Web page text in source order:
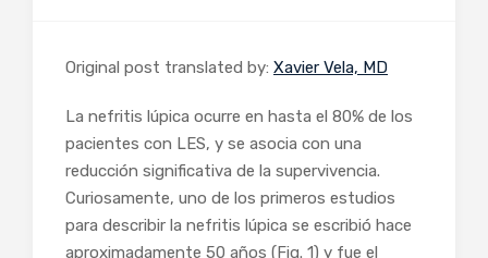
Original post translated by: Xavier Vela, MD
La nefritis lúpica ocurre en hasta el 80% de los
pacientes con LES, y se asocia con una
reducción significativa de la supervivencia.
Curiosamente, uno de los primeros estudios
para describir la nefritis lúpica se escribió hace
aproximadamente 50 años (Fig. 1) y fue el